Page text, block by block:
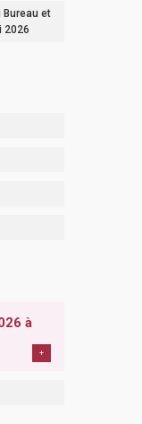
et
2026
à
+